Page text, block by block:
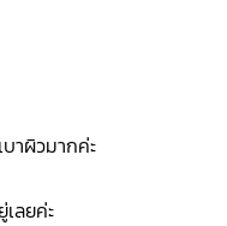
าผิวมากค่ะ
ลยค่ะ